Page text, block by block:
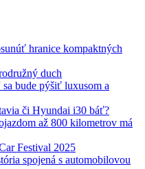
hranice kompaktných
duch
bude pýšiť luxusom a
či Hyundai i30 báť?
až 800 kilometrov má
Festival 2025
spojená s automobilovou